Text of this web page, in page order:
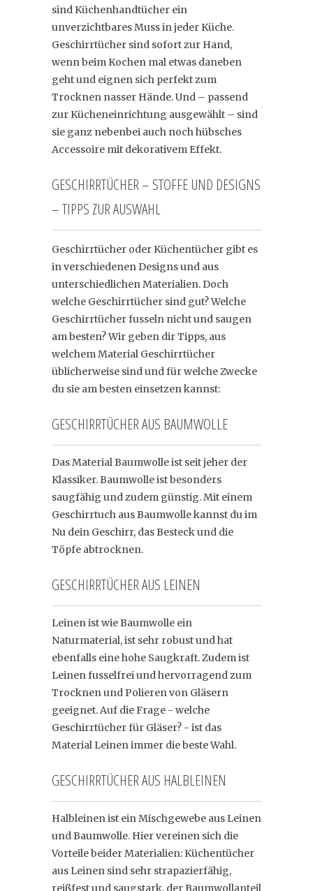
sind Küchenhandtücher ein
unverzichtbares Muss in jeder Küche.
Geschirrtücher sind sofort zur Hand,
wenn beim Kochen mal etwas daneben
geht und eignen sich perfekt zum
Trocknen nasser Hände. Und – passend
zur Kücheneinrichtung ausgewählt – sind
sie ganz nebenbei auch noch hübsches
Accessoire mit dekorativem Effekt.
GESCHIRRTÜCHER – STOFFE UND DESIGNS
– TIPPS ZUR AUSWAHL
Geschirrtücher oder Küchentücher gibt es
in verschiedenen Designs und aus
unterschiedlichen Materialien. Doch
welche Geschirrtücher sind gut? Welche
Geschirrtücher fusseln nicht und saugen
am besten? Wir geben dir Tipps, aus
welchem Material Geschirrtücher
üblicherweise sind und für welche Zwecke
du sie am besten einsetzen kannst:
GESCHIRRTÜCHER AUS BAUMWOLLE
Das Material Baumwolle ist seit jeher der
Klassiker. Baumwolle ist besonders
saugfähig und zudem günstig. Mit einem
Geschirrtuch aus Baumwolle kannst du im
Nu dein Geschirr, das Besteck und die
Töpfe abtrocknen.
GESCHIRRTÜCHER AUS LEINEN
Leinen ist wie Baumwolle ein
Naturmaterial, ist sehr robust und hat
ebenfalls eine hohe Saugkraft. Zudem ist
Leinen fusselfrei und hervorragend zum
Trocknen und Polieren von Gläsern
geeignet. Auf die Frage - welche
Geschirrtücher für Gläser? - ist das
Material Leinen immer die beste Wahl.
GESCHIRRTÜCHER AUS HALBLEINEN
Halbleinen ist ein Mischgewebe aus Leinen
und Baumwolle. Hier vereinen sich die
Vorteile beider Materialien: Küchentücher
aus Leinen sind sehr strapazierfähig,
reißfest und saugstark, der Baumwollanteil